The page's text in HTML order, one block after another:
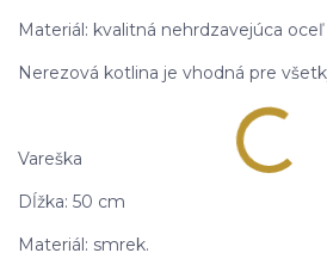
Materiál: kvalitná nehrdzavejúca oceľ
Nerezová kotlina je vhodná pre
Vareška
Dĺžka: 50 cm
Materiál: smrek.